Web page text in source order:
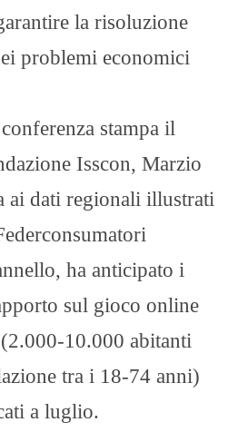
la risoluzione
problemi economici
stampa il
Isscon, Marzio
ai dati regionali illustrati
ha anticipato i
sul gioco online
10.000 abitanti
tra i 18-74 anni)
a luglio.